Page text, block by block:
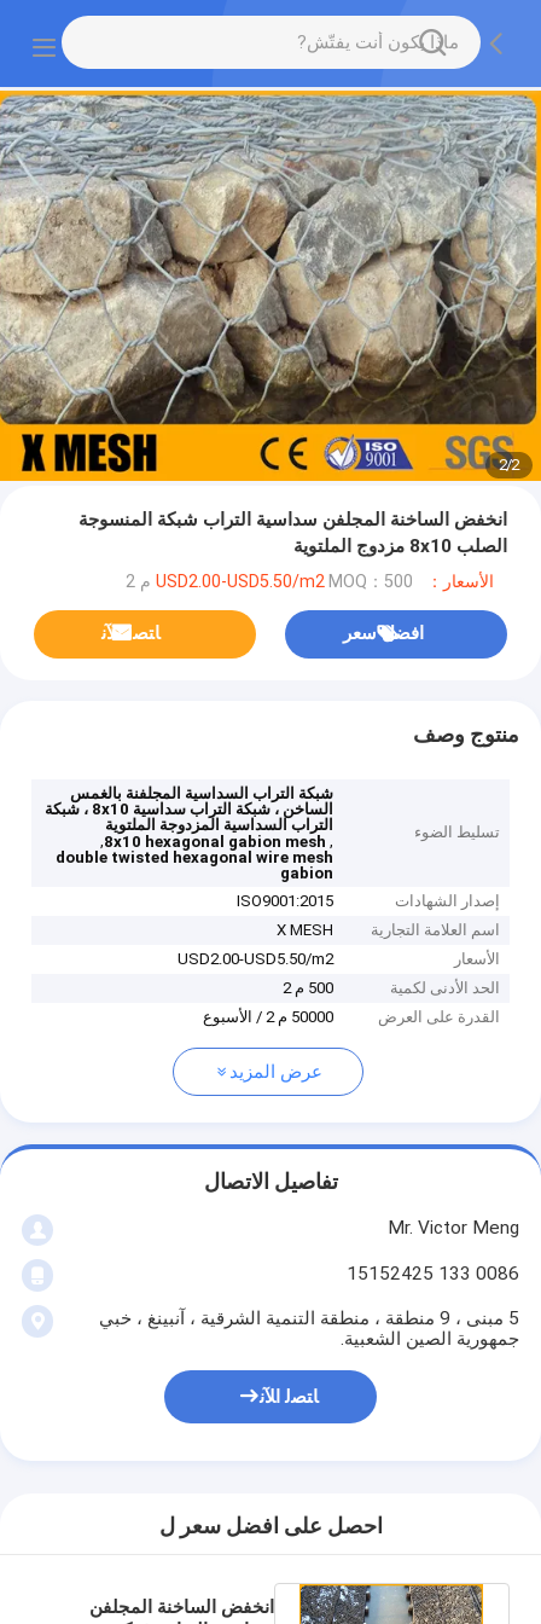
2
/
2
انخفض الساخنة المجلفن سداسية التراب شبكة المنسوجة
الصلب 8x10 مزدوج الملتوية
الأسعار：USD2.00-USD5.50/m2 MOQ：500 م 2
افضل سعر ﺎﺘﺼﻟ ﺍﻶﻧ
منتوج وصف
تسليط الضوء
شبكة التراب السداسية المجلفنة بالغمس
الساخن ، شبكة التراب سداسية 8x10 ، شبكة
التراب السداسية المزدوجة الملتوية
,
8x10 hexagonal gabion mesh
,
double twisted hexagonal wire mesh
gabion
إصدار الشهادات
ISO9001:2015
اسم العلامة التجارية
X MESH
الأسعار
USD2.00-USD5.50/m2
الحد الأدنى لكمية
500 م 2
القدرة على العرض
50000 م 2 / الأسبوع
عرض المزيد
تفاصيل الاتصال
Mr. Victor Meng
0086 133 15152425
5 مبنى ، 9 منطقة ، منطقة التنمية الشرقية ، آنبينغ ، خبي
جمهورية الصين الشعبية.
ﺎﺘﺼﻟ ﺍﻶﻧ
احصل على افضل سعر ل
انخفض الساخنة المجلفن